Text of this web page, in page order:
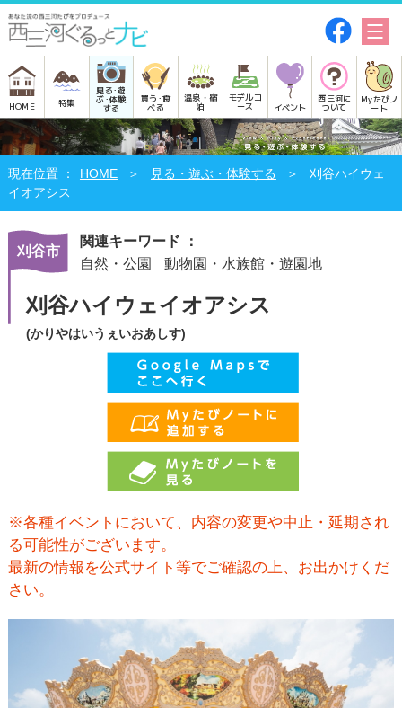
HOME 特集
見る･遊
ぶ･体験
する
買う･食
べる
温泉・宿
泊
モデルコ
ース イベント
西三河に
ついて
Myたびノ
ート
HOME 見る・遊ぶ・体験する
刈谷ハイウェ
イオアシス
刈谷市
関連キーワード ：
自然・公園
動物園・水族館・遊園地
刈谷ハイウェイオアシス
(かりやはいうぇいおあしす)
※各種イベントにおいて、内容の変更や中止・延期され
る可能性がございます。
最新の情報を公式サイト等でご確認の上、お出かけくだ
さい。